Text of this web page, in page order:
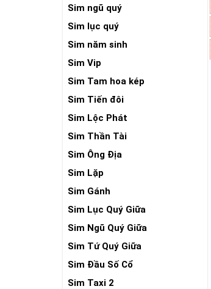
Sim ngũ quý
Sim lục quý
Sim năm sinh
Sim Vip
Sim Tam hoa kép
Sim Tiến đôi
Sim Lộc Phát
Sim Thần Tài
Sim Ông Địa
Sim Lặp
Sim Gánh
Sim Lục Quý Giữa
Sim Ngũ Quý Giữa
Sim Tứ Quý Giữa
Sim Đầu Số Cổ
Sim Taxi 2